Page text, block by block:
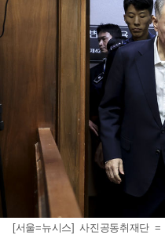
[서울=뉴시스] 사진공동취재단